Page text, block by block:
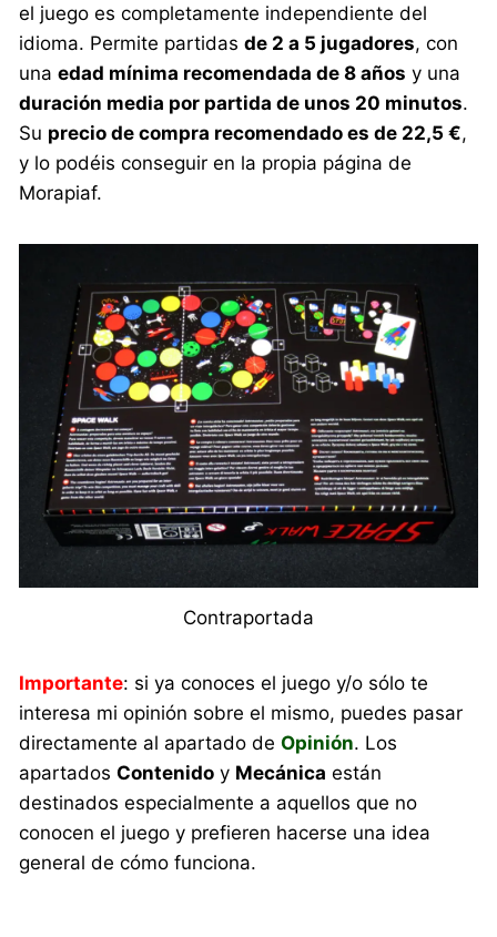
el juego es completamente independiente del
idioma. Permite partidasde 2 a 5 jugadores, con
unaedad mínima recomendada de 8 años y una
duración media por partida de unos 20 minutos.
Su precio de compra recomendado es de 22,5 €,
y lo podéis conseguir en la propia página de
Morapiaf.
Contraportada
Importante: si ya conoces el juego y/o sólo te
interesa mi opinión sobre el mismo, puedes pasar
directamente al apartado deOpinión. Los
apartadosContenido y Mecánica están
destinados especialmente a aquellos que no
conocen el juego y prefieren hacerse una idea
general de cómo funciona.